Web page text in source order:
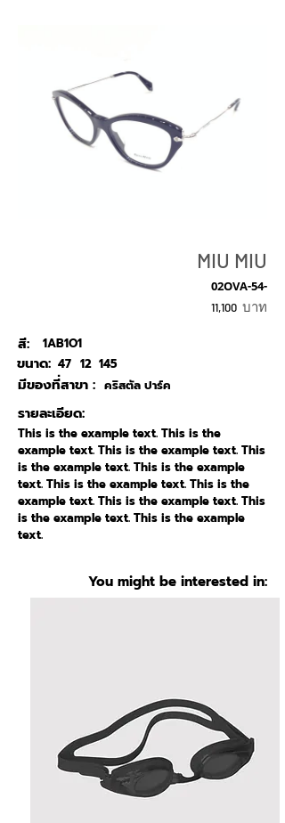
MIU MIU
02OVA-54-
11,100 บาท
สี:
1AB1O1
47
ขนาด: 12 145
คริสตัล ปาร์ค
มีของที่สาขา :
รายละเอียด:
This is the example text. This is the
example text. This is the example text. This
is the example text. This is the example
text. This is the example text. This is the
example text. This is the example text. This
is the example text. This is the example
text.
You might be interested in: